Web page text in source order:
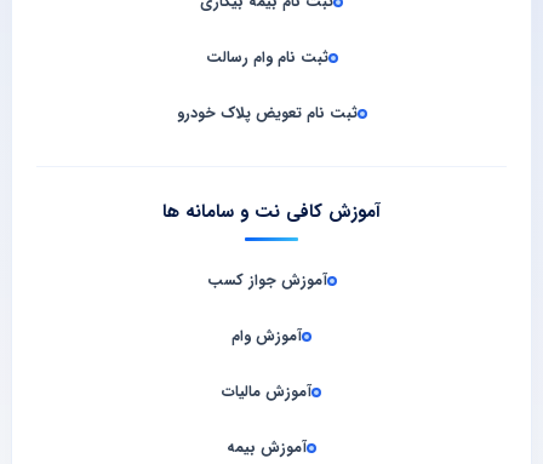
ثبت نام وام رسالت
ثبت نام تعویض پلاک خودرو
آموزش کافی نت و سامانه‌ ها
آموزش جواز کسب
آموزش وام
آموزش مالیات
آموزش بیمه